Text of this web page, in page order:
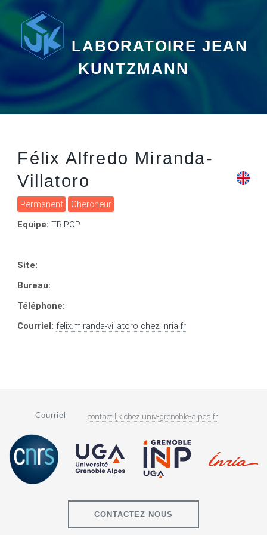
LABORATOIRE JEAN
KUNTZMANN
Félix Alfredo Miranda-
Villatoro
Permanent
Chercheur
Equipe:TRIPOP
Site:
Bureau:
Téléphone:
Courriel:felix.miranda-villatoro chez inria.fr
Courriel contact.ljk chez univ-grenoble-alpes.fr
CONTACTEZ NOUS